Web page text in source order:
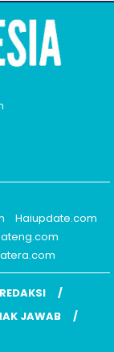
Haiupdate.com
JAWAB